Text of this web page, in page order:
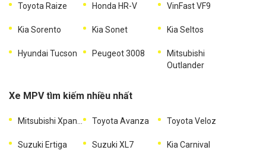
Toyota Raize Honda HR-V VinFast VF9
Kia Sorento Kia Sonet Kia Seltos
Hyundai Tucson Peugeot 3008
Mitsubishi
Outlander
Xe MPV tìm kiếm nhiều nhất
Toyota Avanza Toyota Veloz
Suzuki Ertiga Suzuki XL7 Kia Carnival